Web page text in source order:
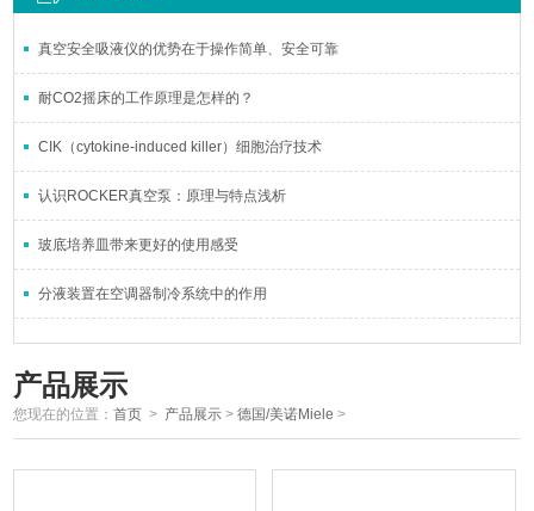
真空安全吸液仪的优势在于操作简单、安全可靠
耐CO2摇床的工作原理是怎样的？
CIK（cytokine-induced killer）细胞治疗技术
认识ROCKER真空泵：原理与特点浅析
玻底培养皿带来更好的使用感受
分液装置在空调器制冷系统中的作用
产品展示
您现在的位置：首页 > 产品展示 >德国/美诺Miele >